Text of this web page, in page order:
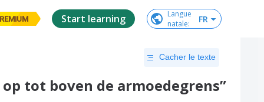
Start learning
Langue
natale: FR
Cacher le texte
tot boven de armoedegrens”